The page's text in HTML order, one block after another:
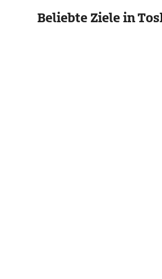
Beliebte Ziele in